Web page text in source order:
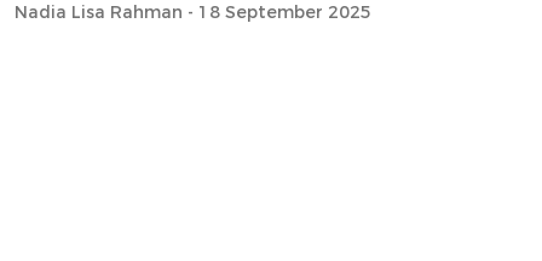
Nadia Lisa Rahman - 18 September 2025